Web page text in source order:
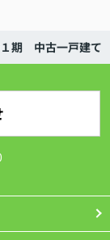
期 中古一戸建て